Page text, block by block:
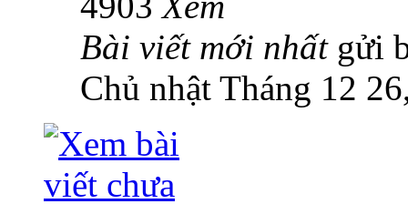
Bài viết mới nhất gửi
Chủ nhật Tháng 12